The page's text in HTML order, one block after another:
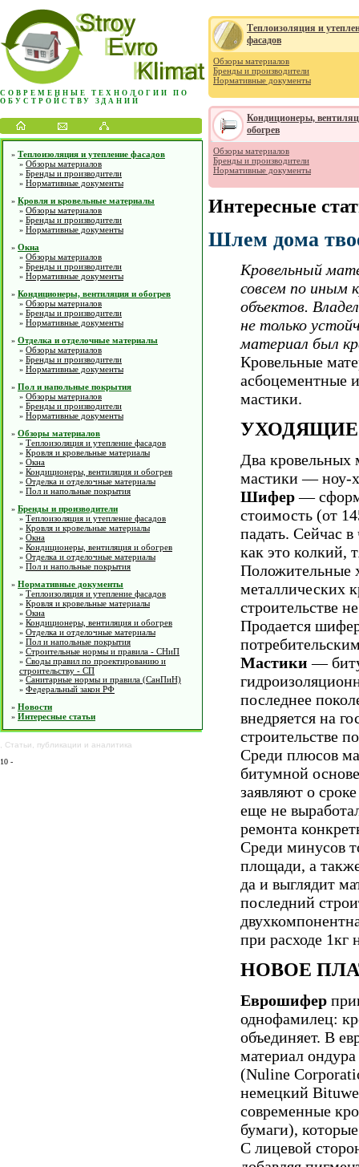
СОВРЕМЕННЫЕ ТЕХНОЛОГИИ ПО
ОБУСТРОЙСТВУ ЗДАНИЙ
» Теплоизоляция и утепление фасадов
» Обзоры материалов
» Бренды и производители
» Нормативные документы
» Кровля и кровельные материалы
» Обзоры материалов
» Бренды и производители
» Нормативные документы
» Окна
» Обзоры материалов
» Бренды и производители
» Нормативные документы
» Кондиционеры, вентиляция и обогрев
» Обзоры материалов
» Бренды и производители
» Нормативные документы
» Отделка и отделочные материалы
» Обзоры материалов
» Бренды и производители
» Нормативные документы
» Пол и напольные покрытия
» Обзоры материалов
» Бренды и производители
» Нормативные документы
» Обзоры материалов
» Теплоизоляция и утепление фасадов
» Кровля и кровельные материалы
» Окна
» Кондиционеры, вентиляция и обогрев
» Отделка и отделочные материалы
» Пол и напольные покрытия
» Бренды и производители
» Теплоизоляция и утепление фасадов
» Кровля и кровельные материалы
» Окна
» Кондиционеры, вентиляция и обогрев
» Отделка и отделочные материалы
» Пол и напольные покрытия
» Нормативные документы
» Теплоизоляция и утепление фасадов
» Кровля и кровельные материалы
» Окна
» Кондиционеры, вентиляция и обогрев
» Отделка и отделочные материалы
» Пол и напольные покрытия
» Строительные нормы и правила - СНиП
» Своды правил по проектированию и
строительству - СП
» Санитарные нормы и правила (СанПиН)
» Федеральный закон РФ
» Новости
» Интересные статьи
Статьи публикации и аналитика
10 -
Теплоизоляция и
фасадов
Обзоры материалов
Бренды и производители
Нормативные документы
Кондиционеры,
обогрев
Обзоры материалов
Бренды и производители
Нормативные документы
Интересные
Шлем дома
Кровельный
совсем по иным
объектов.
не только
материал был
Кровельные
асбоцементные
мастики.
Два
мастики — ноу-
Шифер—
стоимость (от
падать. Сейчас
как это колкий,
Положительные
металлических
строительстве
Продается
Мастики —
последнее
внедряется на
строительстве
Среди плюсов
битумной
заявляют о
еще не
ремонта
Среди минусов
площади, а
да и выглядит
последний
при расходе
НОВОЕ
Еврошифер
однофамилец:
объединяет. В
материал
(Nuline
немецкий
современные
бумаги),
С лицевой